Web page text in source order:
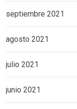
septiembre 2021
agosto 2021
julio 2021
junio 2021